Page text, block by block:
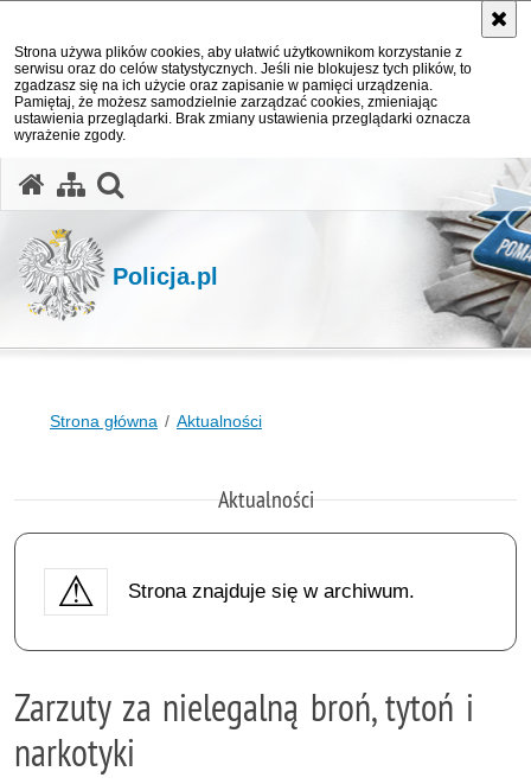
Strona używa plików cookies, aby ułatwić użytkownikom korzystanie z
serwisu oraz do celów statystycznych. Jeśli nie blokujesz tych plików, to
zgadzasz się na ich użycie oraz zapisanie w pamięci urządzenia.
Pamiętaj, że możesz samodzielnie zarządzać cookies, zmieniając
ustawienia przeglądarki. Brak zmiany ustawienia przeglądarki oznacza
wyrażenie zgody.
Policja.pl
Strona główna Aktualności
Aktualności
Strona znajduje się w archiwum.
Zarzuty za nielegalną broń, tytoń i
narkotyki